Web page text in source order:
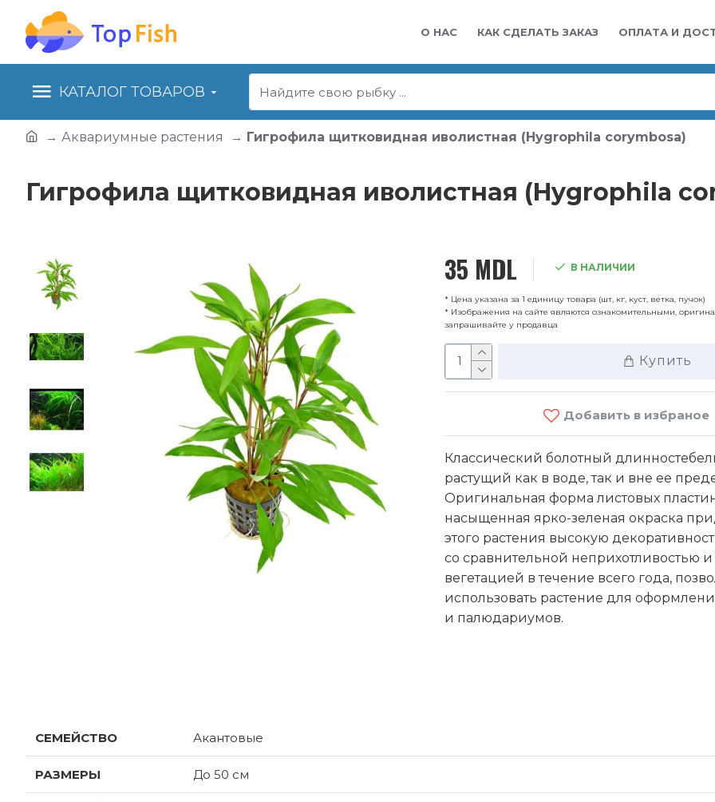
О НАС КАК СДЕЛАТЬ ЗАКАЗ ОПЛАТА И
КАТАЛОГ ТОВАРОВ
Аквариумные растения Гигрофила щитковидная иволистная (Hygrophila corymbosa)
Гигрофила щитковидная иволистная (Hygrophila
35 MDL В НАЛИЧИИ
* Цена указана за 1 единицу товара (шт, кг, куст, ветка, пучок)
* Изображения на сайте являются ознакомительными,
запрашивайте у продавца
Купить
Добавить в избраное
Классический болотный
растущий как в воде, так и вне ее
Оригинальная форма листовых
насыщенная ярко-зеленая окраска
этого растения высокую
со сравнительной неприхотливостью
вегетацией в течение всего года,
использовать растение для
и палюдариумов.
СЕМЕЙСТВО Акантовые
РАЗМЕРЫ До 50 см
90